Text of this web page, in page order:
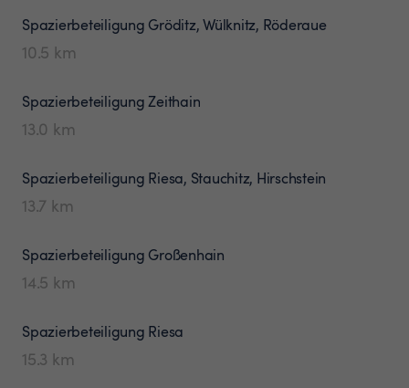
Spazierbeteiligung Gröditz, Wülknitz, Röderaue
10.5 km
SpazierbeteiligungZeithain
13.0 km
Spazierbeteiligung Riesa, Stauchitz, Hirschstein
13.7 km
Spazierbeteiligung Großenhain
14.5 km
Spazierbeteiligung Riesa
15.3 km